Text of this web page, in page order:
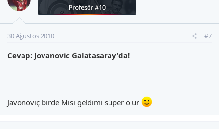
30 Ağustos 2010 #7
Cevap: Jovanovic Galatasaray'da!
Javonoviç birde Misi geldimi süper olur